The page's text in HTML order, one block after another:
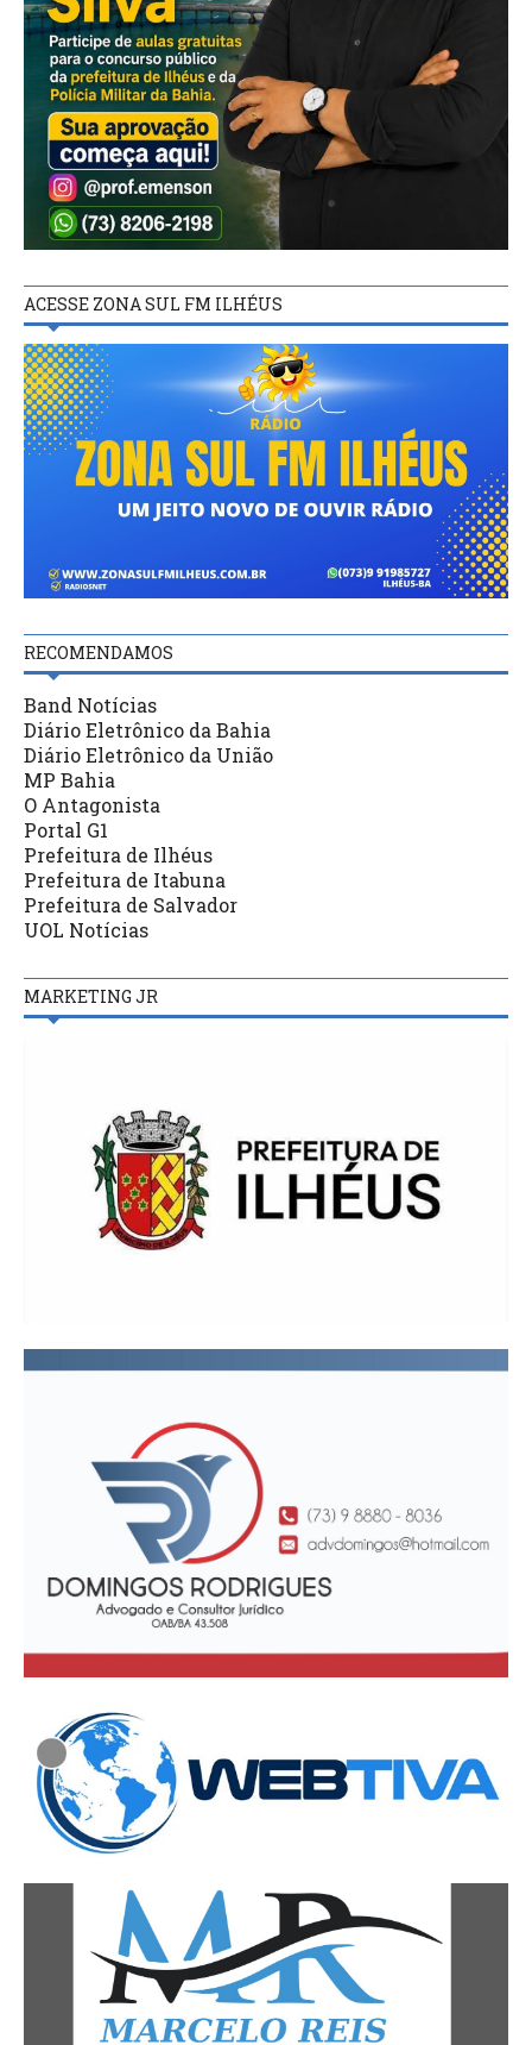
ACESSE ZONA SUL FM ILHÉUS
RECOMENDAMOS
Band Notícias
Diário Eletrônico da Bahia
Diário Eletrônico da União
MP Bahia
O Antagonista
Portal G1
Prefeitura de Ilhéus
Prefeitura de Itabuna
Prefeitura de Salvador
UOL Notícias
MARKETING JR